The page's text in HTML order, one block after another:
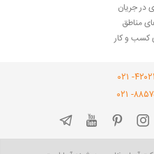
در جریان
مناطق
کسب و کار
- ۰۲۱
- ۰۲۱